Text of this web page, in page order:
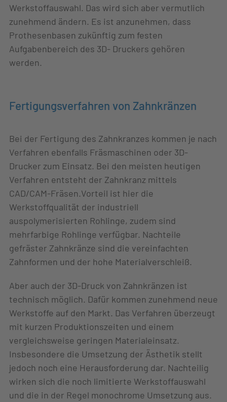
Werkstoffauswahl. Das wird sich aber vermutlich
zunehmend ändern. Es ist anzunehmen, dass
Prothesenbasen zukünftig zum festen
Aufgabenbereich des 3D- Druckers gehören
werden.
Fertigungsverfahren von Zahnkränzen
Bei der Fertigung des Zahnkranzes kommen je nach
Verfahren ebenfalls Fräsmaschinen oder 3D-
Drucker zum Einsatz. Bei den meisten heutigen
Verfahren entsteht der Zahnkranz mittels
CAD/CAM-Fräsen.Vorteil ist hier die
Werkstoffqualität der industriell
auspolymerisierten Rohlinge, zudem sind
mehrfarbige Rohlinge verfügbar. Nachteile
gefräster Zahnkränze sind die vereinfachten
Zahnformen und der hohe Materialverschleiß.
Aber auch der 3D-Druck von Zahnkränzen ist
technisch möglich. Dafür kommen zunehmend neue
Werkstoffe auf den Markt. Das Verfahren überzeugt
mit kurzen Produktionszeiten und einem
vergleichsweise geringen Materialeinsatz.
Insbesondere die Umsetzung der Ästhetik stellt
jedoch noch eine Herausforderung dar. Nachteilig
wirken sich die noch limitierte Werkstoffauswahl
und die in der Regel monochrome Umsetzung aus.